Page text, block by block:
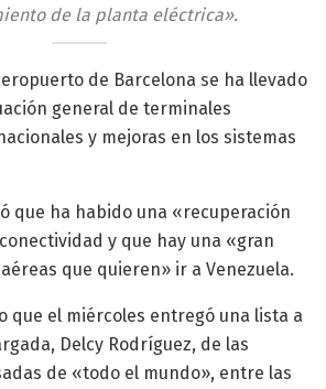
de la planta eléctrica».
de Barcelona se ha llevado
general de terminales
y mejoras en los sistemas
que ha habido una «recuperación
y que hay una «gran
que quieren» ir a Venezuela.
que el miércoles entregó una lista a
Delcy Rodríguez, de las
de «todo el mundo», entre las